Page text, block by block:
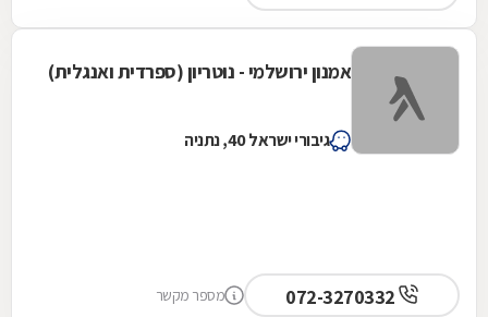
אמנון ירושלמי - נוטריון (ספרדית ואנגלית)
גיבורי ישראל 40, נתניה
מספר מקשר